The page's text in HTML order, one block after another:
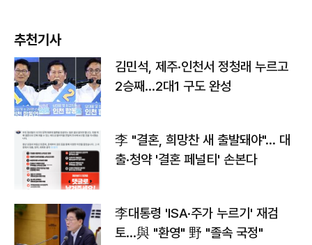
추천기사
김민석, 제주·인천서 정청래 누르고
2승째…2대1 구도 완성
李 "결혼, 희망찬 새 출발돼야"… 대
출·청약 '결혼 페널티' 손본다
李대통령 'ISA·주가 누르기' 재검
토…與 "환영" 野 "졸속 국정"